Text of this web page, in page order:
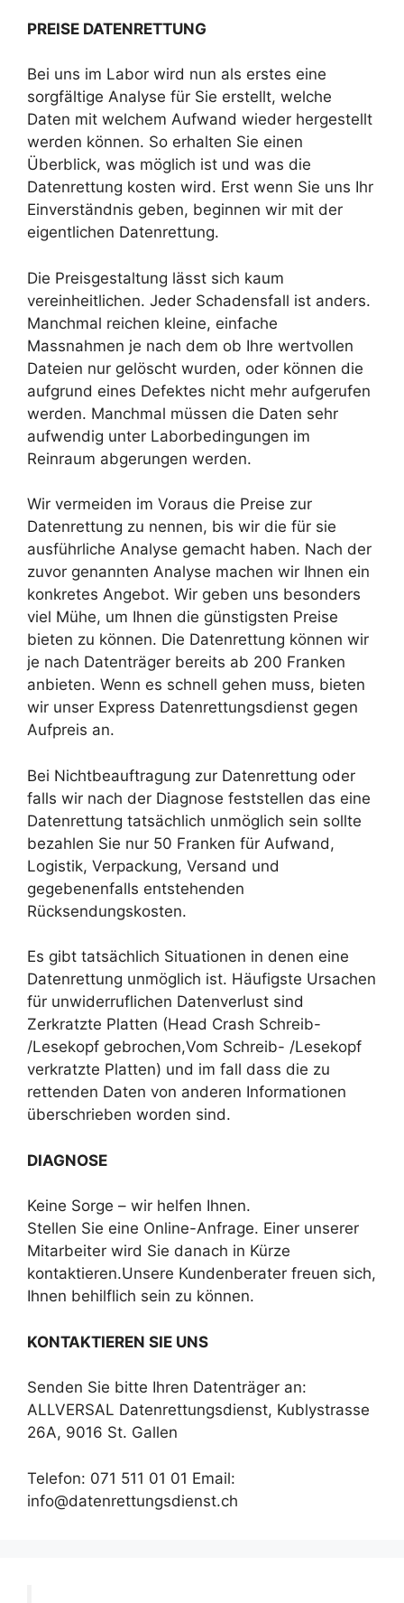
PREISE DATENRETTUNG
Bei uns im Labor wird nun als erstes eine
sorgfältige Analyse für Sie erstellt, welche
Daten mit welchem Aufwand wieder hergestellt
werden können. So erhalten Sie einen
Überblick, was möglich ist und was die
Datenrettung kosten wird. Erst wenn Sie uns Ihr
Einverständnis geben, beginnen wir mit der
eigentlichen Datenrettung.
Die Preisgestaltung lässt sich kaum
vereinheitlichen. Jeder Schadensfall ist anders.
Manchmal reichen kleine, einfache
Massnahmen je nach dem ob Ihre wertvollen
Dateien nur gelöscht wurden, oder können die
aufgrund eines Defektes nicht mehr aufgerufen
werden. Manchmal müssen die Daten sehr
aufwendig unter Laborbedingungen im
Reinraum abgerungen werden.
Wir vermeiden im Voraus die Preise zur
Datenrettung zu nennen, bis wir die für sie
ausführliche Analyse gemacht haben. Nach der
zuvor genannten Analyse machen wir Ihnen ein
konkretes Angebot. Wir geben uns besonders
viel Mühe, um Ihnen die günstigsten Preise
bieten zu können. Die Datenrettung können wir
je nach Datenträger bereits ab 200 Franken
anbieten. Wenn es schnell gehen muss, bieten
wir unser Express Datenrettungsdienst gegen
Aufpreis an.
Bei Nichtbeauftragung zur Datenrettung oder
falls wir nach der Diagnose feststellen das eine
Datenrettung tatsächlich unmöglich sein sollte
bezahlen Sie nur 50 Franken für Aufwand,
Logistik, Verpackung, Versand und
gegebenenfalls entstehenden
Rücksendungskosten.
Es gibt tatsächlich Situationen in denen eine
Datenrettung unmöglich ist. Häufigste Ursachen
für unwiderruflichen Datenverlust sind
Zerkratzte Platten (Head Crash Schreib-
/Lesekopf gebrochen,Vom Schreib- /Lesekopf
verkratzte Platten) und im fall dass die zu
rettenden Daten von anderen Informationen
überschrieben worden sind.
DIAGNOSE
Keine Sorge – wir helfen Ihnen.
Stellen Sie eine Online-Anfrage. Einer unserer
Mitarbeiter wird Sie danach in Kürze
kontaktieren.Unsere Kundenberater freuen sich,
Ihnen behilflich sein zu können.
KONTAKTIEREN SIE UNS
Senden Sie bitte Ihren Datenträger an:
ALLVERSAL Datenrettungsdienst, Kublystrasse
26A, 9016 St. Gallen
Telefon: 071 511 01 01 Email:
info@datenrettungsdienst.ch